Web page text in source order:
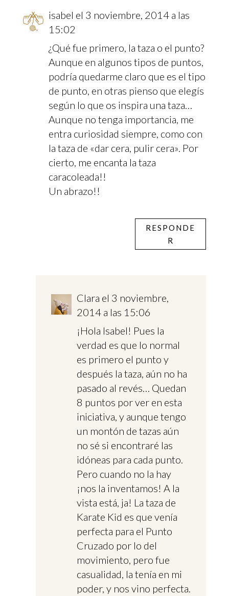
isabel el 3 noviembre, 2014 a las
15:02
¿Qué fue primero, la taza o el punto?
Aunque en algunos tipos de puntos,
podría quedarme claro que es el tipo
de punto, en otras pienso que elegís
según lo que os inspira una taza…
Aunque no tenga importancia, me
entra curiosidad siempre, como con
la taza de «dar cera, pulir cera». Por
cierto, me encanta la taza
caracoleada!!
Un abrazo!!
RESPONDE
R
Clara el 3 noviembre,
2014 a las 15:06
¡Hola Isabel! Pues la
verdad es que lo normal
es primero el punto y
después la taza, aún no ha
pasado al revés… Quedan
8 puntos por ver en esta
iniciativa, y aunque tengo
un montón de tazas aún
no sé si encontraré las
idóneas para cada punto.
Pero cuando no la hay
¡nos la inventamos! A la
vista está, ja! La taza de
Karate Kid es que venía
perfecta para el Punto
Cruzado por lo del
movimiento, pero fue
casualidad, la tenía en mi
poder, y nos vino perfecta.